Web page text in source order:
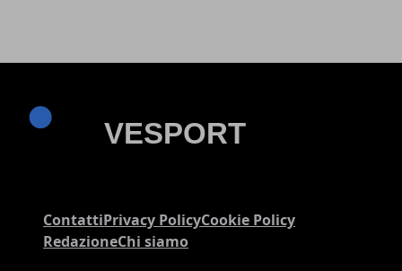
ContattiPrivacy PolicyCookie Policy
RedazioneChi siamo